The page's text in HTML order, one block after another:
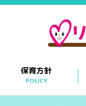
保育方針
POLICY